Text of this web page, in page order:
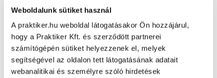
Weboldalunk sütiket használ
A praktiker.hu weboldal látogatásakor Ön hozzájárul,
hogy a Praktiker Kft. és szerződött partnerei
számítógépén sütiket helyezzenek el, melyek
segítségével az oldalon tett látogatásának adatait
webanalitikai és személyre szóló hirdetések
Oldal újratöltése